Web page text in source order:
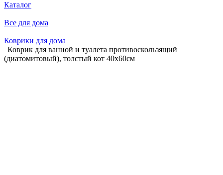
Каталог
Все для дома
Коврики для дома
Коврик для ванной и туалета противоскользящий
(диатомитовый), толстый кот 40х60см